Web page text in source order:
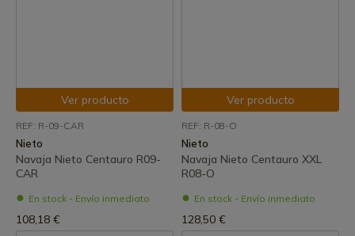
Ver producto
REF: R-09-CAR
Nieto
Navaja Nieto Centauro R09-
CAR
En stock - Envío inmediato
108,18 €
Ver producto
REF: R-08-O
Nieto
Navaja Nieto Centauro XXL
R08-O
En stock - Envío inmediato
128,50 €